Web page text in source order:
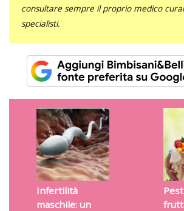
consultare sempre il proprio medico
specialisti.
Infertilità
maschile: un